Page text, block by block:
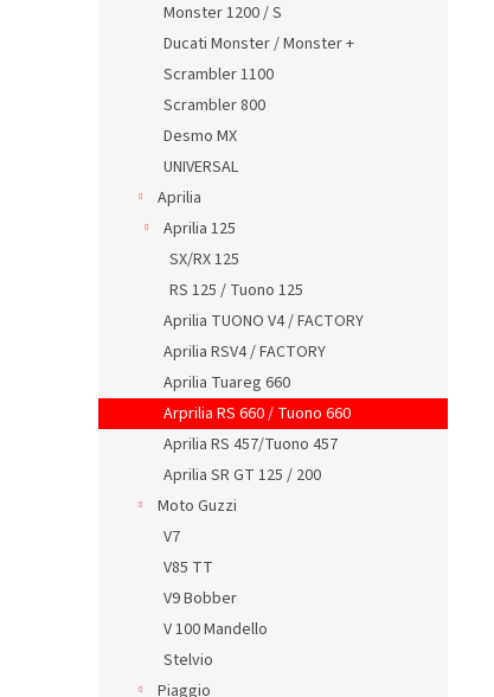
Monster 1200 / S
Ducati Monster / Monster +
Scrambler 1100
Scrambler 800
Desmo MX
UNIVERSAL
Aprilia
Aprilia 125
SX/RX 125
RS 125 / Tuono 125
Aprilia TUONO V4 / FACTORY
Aprilia RSV4 / FACTORY
Aprilia Tuareg 660
Arprilia RS 660 / Tuono 660
Aprilia RS 457/Tuono 457
Aprilia SR GT 125 / 200
Moto Guzzi
V7
V85 TT
V9 Bobber
V 100 Mandello
Stelvio
Piaggio